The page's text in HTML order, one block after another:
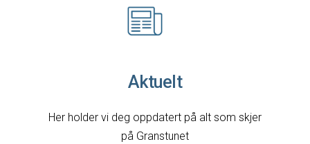
Aktuelt
Her holder vi deg oppdatert på alt som skjer
på Granstunet